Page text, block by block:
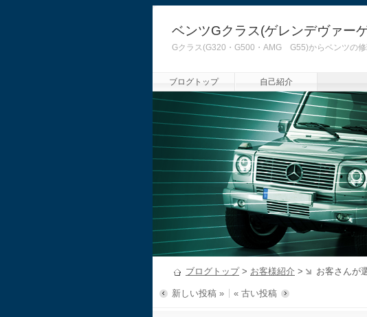
ベンツGクラス(ゲレンデヴァー
Gクラス(G320・G500・AMG G55)からベンツの
ブログトップ 自己紹介
ブログトップ> お客様紹介 > お客さんが
新しい投稿 » « 古い投稿